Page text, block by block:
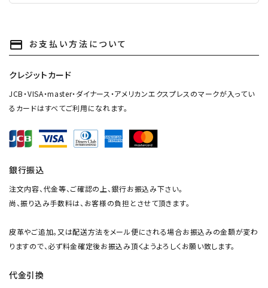
payment お支払い方法について
クレジットカード
JCB・VISA・master・ダイナース・アメリカンエクスプレスのマークが入ってい
るカードはすべてご利用になれます。
銀行振込
注文内容、代金等、ご確認の上、銀行お振込み下さい。
尚、振り込み手数料は、お客様の負担とさせて頂きます。
皮革やご追加。又は配送方法をメール便にされる場合お振込みの金額が変わ
りますので、必ず料金確定後お振込み頂くようよろしくお願い致します。
代金引換